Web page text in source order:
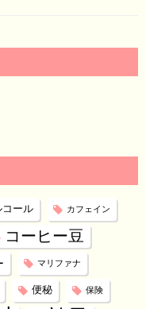
コール カフェイン
コーヒー豆
マリファナ
便秘 保険